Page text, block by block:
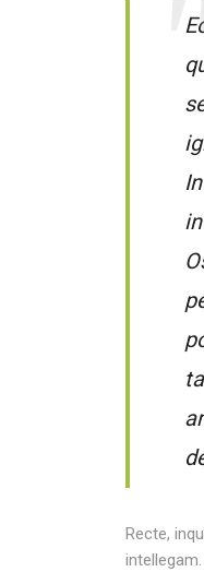
Recte,